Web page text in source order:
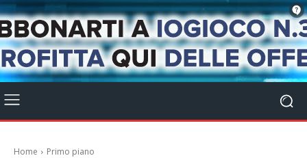
Home Primo piano